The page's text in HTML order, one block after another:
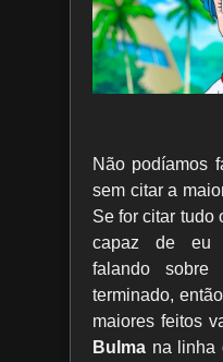
Não podíamos
sem citar a
Se for citar tudo
capaz de eu
falando
terminado,
maiores feitos
Bulma na linha